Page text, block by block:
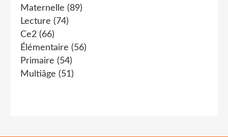
Maternelle (89)
Lecture (74)
Ce2 (66)
Élémentaire (56)
Primaire (54)
Multiâge (51)